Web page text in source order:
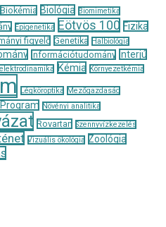
Biokémia Biológia Biomimetika
Epigenetika Eötvös 100 Fizika
figyelő Genetika
Halbiológia
Információtudomány Interjú
Kémia Környezetkémia
Légköroptika
Mezőgazdaság
Növényi analitika
Rovartan Szennyvízkezelés
Vizuális ökológia Zoológia